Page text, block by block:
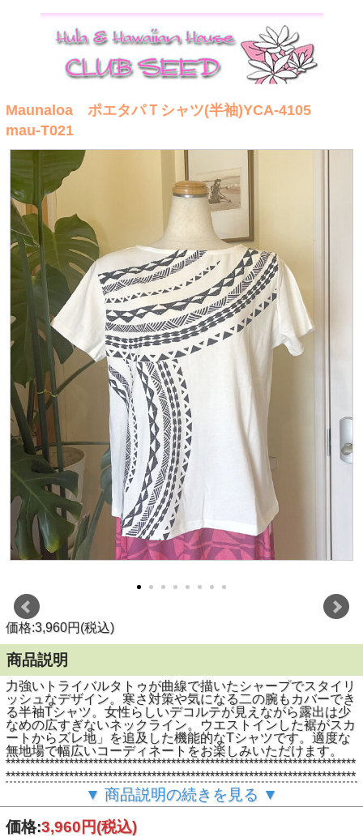
Maunaloa ポエタパＴシャツ(半袖)YCA-4105
mau-T021
価格:3,960円(税込)
商品説明
力強いトライバルタトゥが曲線で描いたシャープでスタイリ
ッシュなデザイン。寒さ対策や気になる二の腕もカバーでき
る半袖Tシャツ。女性らしいデコルテが見えながら露出は少
なめの広すぎないネックライン。ウエストインした裾がスカ
ートからズレ地」を追及した機能的なTシャツです。適度な
無地場で幅広いコーディネートをお楽しみいただけます。
************************************************************************
************************************************************************
****🔳素材:綿 95% ポリウレタン５％ 🔳サイズ：M 着丈
59cm 肩幅 38cm 胸囲 106cm 袖丈 18cm / L 着丈 62cm
肩幅 40 胸囲 110cm 袖丈 18.5cm / XL 着丈 65cm 肩幅
42cm 胸囲 114cm 袖丈 19cm
▼ 商品説明の続きを見る ▼
価格:3,960円(税込)